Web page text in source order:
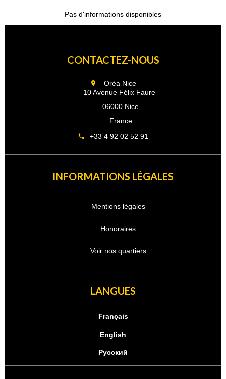
Pas d'informations disponibles
CONTACTEZ-NOUS
Oréa Nice
10 Avenue Félix Faure
06000 Nice
France
+33 4 92 02 52 91
INFORMATIONS LÉGALES
Mentions légales
Honoraires
Voir nos quartiers
LANGUES
Français
English
Русский